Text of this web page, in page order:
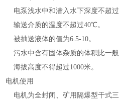
电泵浅水中和潜入水下深度不超过
输送介质的温度不超过40℃。
被抽送液体的值为6.5-10。
污水中含有固体杂质的体积比一般
海拔高度不得超过1000米。
电机使用
电机为全封闭、矿用隔爆型干式